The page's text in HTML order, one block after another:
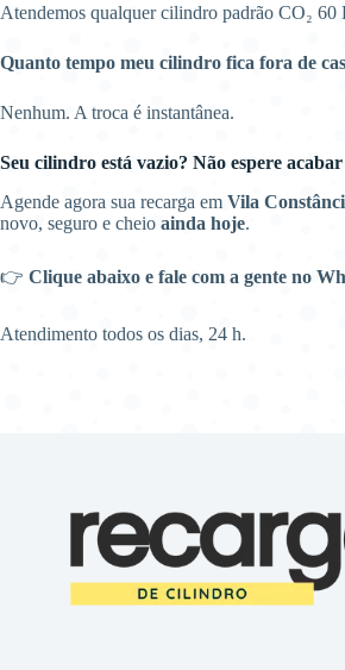
Atendemos qualquer cilindro padrão CO₂ 60
Quanto tempo meu cilindro fica fora de
Nenhum. A troca é instantânea.
Seu cilindro está vazio? Não espere acabar
Agende agora sua recarga em Vila
novo, seguro e cheio ainda hoje.
👉 Clique abaixo e fale com a gente no
Atendimento todos os dias, 24 h.